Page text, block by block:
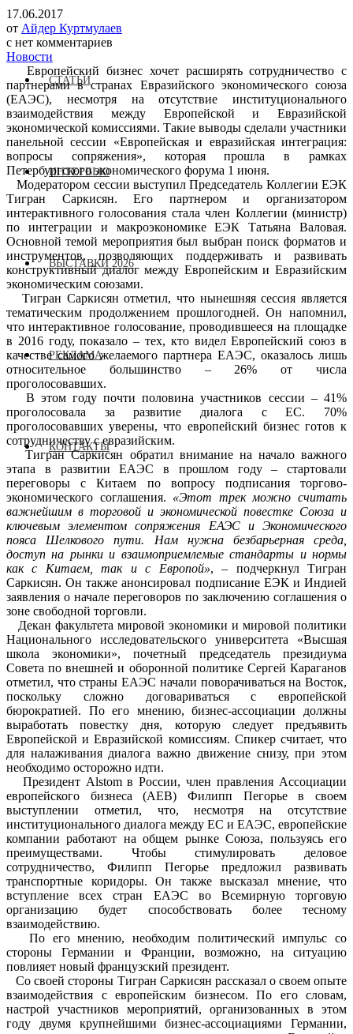
СТАТЬИ
ИНТЕРВЬЮ
ВЫСТАВКИ 2026
РЕКЛАМА
КОНТАКТЫ
17.06.2017
от Айдер Куртмулаев
с нет комментариев
Новости
Европейский бизнес хочет расширять сотрудничество с
партнерами в странах Евразийского экономического союза
(ЕАЭС), несмотря на отсутствие институционального
взаимодействия между Европейской и Евразийской
экономической комиссиями. Такие выводы сделали участники
панельной сессии «Европейская и евразийская интеграция:
вопросы сопряжения», которая прошла в рамках
Петербургского экономического форума 1 июня.
Модератором сессии выступил Председатель Коллегии ЕЭК
Тигран Саркисян. Его партнером и организатором
интерактивного голосования стала член Коллегии (министр)
по интеграции и макроэкономике ЕЭК Татьяна Валовая.
Основной темой мероприятия был выбран поиск форматов и
инструментов, позволяющих поддерживать и развивать
конструктивный диалог между Европейским и Евразийским
экономическим союзами.
Тигран Саркисян отметил, что нынешняя сессия является
тематическим продолжением прошлогодней. Он напомнил,
что интерактивное голосование, проводившееся на площадке
в 2016 году, показало – тех, кто видел Европейский союз в
качестве самого желаемого партнера ЕАЭС, оказалось лишь
относительное большинство – 26% от числа
проголосовавших.
В этом году почти половина участников сессии – 41%
проголосовала за развитие диалога с ЕС. 70%
проголосовавших уверены, что европейский бизнес готов к
сотрудничеству с евразийским.
Тигран Саркисян обратил внимание на начало важного
этапа в развитии ЕАЭС в прошлом году – стартовали
переговоры с Китаем по вопросу подписания торгово-
экономического соглашения. «Этот трек можно считать
важнейшим в торговой и экономической повестке Союза и
ключевым элементом сопряжения ЕАЭС и Экономического
пояса Шелкового пути. Нам нужна безбарьерная среда,
доступ на рынки и взаимоприемлемые стандарты и нормы
как с Китаем, так и с Европой», – подчеркнул Тигран
Саркисян. Он также анонсировал подписание ЕЭК и Индией
заявления о начале переговоров по заключению соглашения о
зоне свободной торговли.
Декан факультета мировой экономики и мировой политики
Национального исследовательского университета «Высшая
школа экономики», почетный председатель президиума
Совета по внешней и оборонной политике Сергей Караганов
отметил, что страны ЕАЭС начали поворачиваться на Восток,
поскольку сложно договариваться с европейской
бюрократией. По его мнению, бизнес-ассоциации должны
выработать повестку дня, которую следует предъявить
Европейской и Евразийской комиссиям. Спикер считает, что
для налаживания диалога важно движение снизу, при этом
необходимо осторожно идти.
Президент Alstom в России, член правления Ассоциации
европейского бизнеса (АЕВ) Филипп Пегорье в своем
выступлении отметил, что, несмотря на отсутствие
институционального диалога между ЕС и ЕАЭС, европейские
компании работают на общем рынке Союза, пользуясь его
преимуществами. Чтобы стимулировать деловое
сотрудничество, Филипп Пегорье предложил развивать
транспортные коридоры. Он также высказал мнение, что
вступление всех стран ЕАЭС во Всемирную торговую
организацию будет способствовать более тесному
взаимодействию.
По его мнению, необходим политический импульс со
стороны Германии и Франции, возможно, на ситуацию
повлияет новый французский президент.
Со своей стороны Тигран Саркисян рассказал о своем опыте
взаимодействия с европейским бизнесом. По его словам,
настрой участников мероприятий, организованных в этом
году двумя крупнейшими бизнес-ассоциациями Германии,